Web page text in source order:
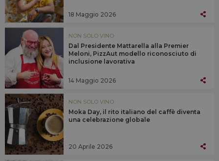
18 Maggio 2026
NON SOLO VINO
Dal Presidente Mattarella alla Premier
Meloni, PizzAut modello riconosciuto di
inclusione lavorativa
14 Maggio 2026
NON SOLO VINO
Moka Day, il rito italiano del caffè diventa
una celebrazione globale
20 Aprile 2026